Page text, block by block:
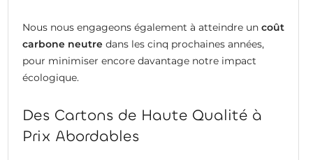
Nous nous engageons également à atteindre un coût
carbone neutredans les cinq prochaines années,
pour minimiser encore davantage notre impact
écologique.
Des Cartons de Haute Qualité à
Prix Abordables